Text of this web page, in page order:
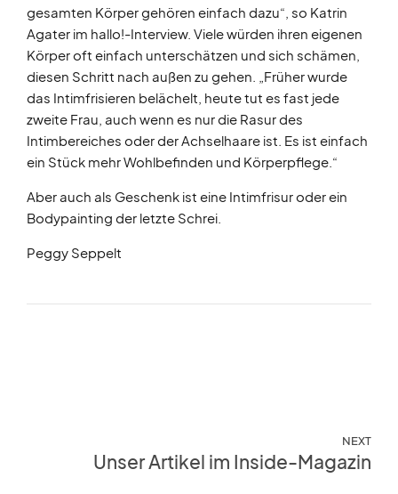
gesamten Körper gehören einfach dazu“, so Katrin
Agater im hallo!-Interview. Viele würden ihren eigenen
Körper oft einfach unterschätzen und sich schämen,
diesen Schritt nach außen zu gehen. „Früher wurde
das Intimfrisieren belächelt, heute tut es fast jede
zweite Frau, auch wenn es nur die Rasur des
Intimbereiches oder der Achselhaare ist. Es ist einfach
ein Stück mehr Wohlbefinden und Körperpflege.“
Aber auch als Geschenk ist eine Intimfrisur oder ein
Bodypainting der letzte Schrei.
Peggy Seppelt
NEXT
Unser Artikel im Inside-Magazin